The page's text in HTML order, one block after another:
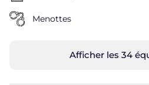
Menottes
Afficher les 34